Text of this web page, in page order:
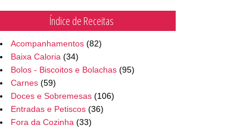
Índice de Receitas
Acompanhamentos (82)
Baixa Caloria (34)
Bolos - Biscoitos e Bolachas (95)
Carnes (59)
Doces e Sobremesas (106)
Entradas e Petiscos (36)
Fora da Cozinha (33)